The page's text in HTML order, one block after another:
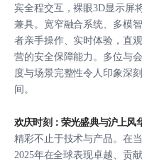
宾全程交互，裸眼3D显示屏
兼具。宽窄融合系统、多模
者亲手操作、实时体验，直
营的安全保障能力。多位与
度与场景完整性令人印象深
间。
欢庆时刻：荣光盛典与沪上风
精彩不止于技术与产品。在
2025年在全球表现卓越、贡